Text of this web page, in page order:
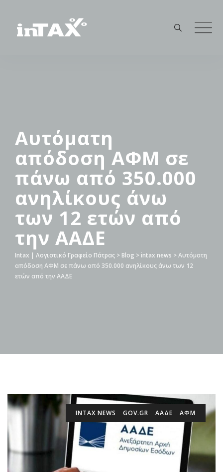
content
Αυτόματη
απόδοση ΑΦΜ σε
πάνω από 350.000
ανηλίκους άνω
των 12 ετών από
την ΑΑΔΕ
Intax | Λογιστικό Γραφείο Πάτρας > Blog > intax news >Αυτόματη
απόδοση ΑΦΜ σε πάνω από 350.000 ανηλίκους άνω των 12
ετών από την ΑΑΔΕ
INTAX NEWS GOV.GR ΑΑΔΕ ΑΦΜ